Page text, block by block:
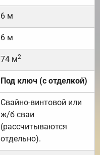
6 м
6 м
74 м2
Под ключ (с отделкой)
Свайно-винтовой или
ж/б сваи
(рассчитываются
отдельно).